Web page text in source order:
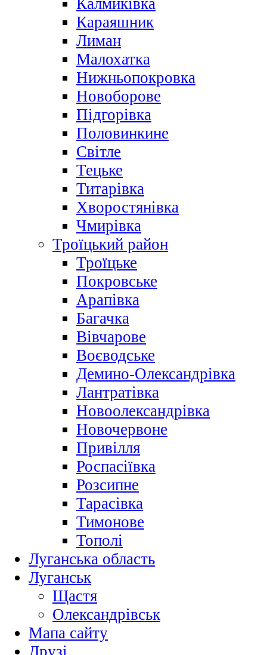
Калмиківка
Караяшник
Лиман
Малохатка
Нижньопокровка
Новоборове
Підгорівка
Половинкине
Світле
Тецьке
Титарівка
Хворостянівка
Чмирівка
Троїцький район
Троїцьке
Покровське
Арапівка
Багачка
Вівчарове
Воєводське
Демино-Олександрівка
Лантратівка
Новоолександрівка
Новочервоне
Привілля
Роспасіївка
Розсипне
Тарасівка
Тимонове
Тополі
Луганська область
Луганськ
Щастя
Олександрівськ
Мапа сайту